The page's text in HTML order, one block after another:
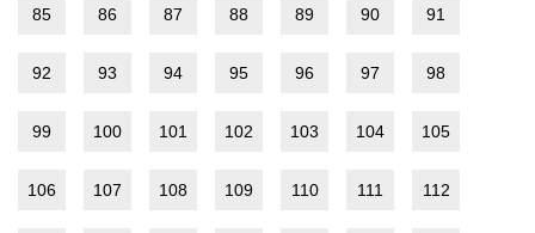
85 86 87 88 89 90 91
92 93 94 95 96 97 98
99 100 101 102 103 104 105
106 107 108 109 110 111 112